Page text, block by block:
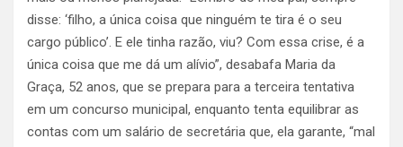
disse: ‘filho, a única coisa que ninguém te tira é o seu
cargo público’. E ele tinha razão, viu? Com essa crise, é a
única coisa que me dá um alívio”, desabafa Maria da
Graça, 52 anos, que se prepara para a terceira tentativa
em um concurso municipal, enquanto tenta equilibrar as
contas com um salário de secretária que, ela garante, “mal